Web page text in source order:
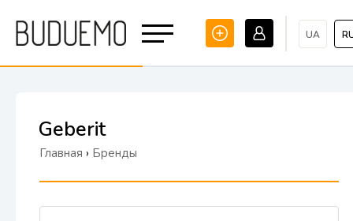
UA
Geberit
Главная › Бренды